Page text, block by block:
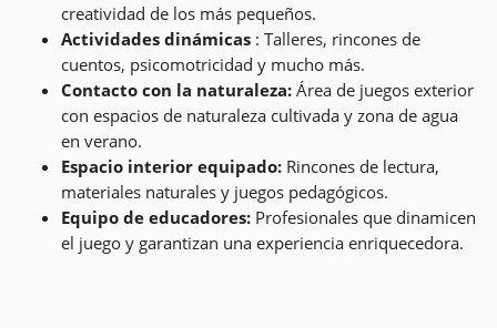
creatividad de los más pequeños.
Actividades dinámicas : Talleres, rincones de
cuentos, psicomotricidad y mucho más.
Contacto con la naturaleza: Área de juegos exterior
con espacios de naturaleza cultivada y zona de agua
en verano.
Espacio interior equipado: Rincones de lectura,
materiales naturales y juegos pedagógicos.
Equipo de educadores: Profesionales que dinamicen
el juego y garantizan una experiencia enriquecedora.